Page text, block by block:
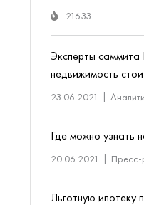
21633
Эксперты
недвижимость
23.06.2021
Где можно узнать
20.06.2021 Пресс-
Льготную ипотеку